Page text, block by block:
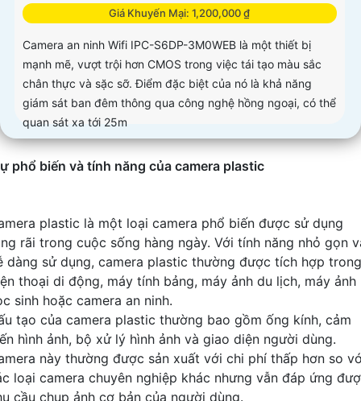
Giá Khuyến Mại: 1,200,000 ₫
Camera an ninh Wifi IPC-S6DP-3M0WEB là một thiết bị
mạnh mẽ, vượt trội hơn CMOS trong việc tái tạo màu sắc
chân thực và sặc sỡ. Điểm đặc biệt của nó là khả năng
giám sát ban đêm thông qua công nghệ hồng ngoại, có thể
quan sát xa tới 25m
phổ biến và tính năng của camera plastic
plastic là một loại camera phổ biến được sử dụng
rãi trong cuộc sống hàng ngày. Với tính năng nhỏ gọn
dàng sử dụng, camera plastic thường được tích hợp trong
thoại di động, máy tính bảng, máy ảnh du lịch, máy ảnh
sinh hoặc camera an ninh.
tạo của camera plastic thường bao gồm ống kính, cảm
hình ảnh, bộ xử lý hình ảnh và giao diện người dùng.
này thường được sản xuất với chi phí thấp hơn so
loại camera chuyên nghiệp khác nhưng vẫn đáp ứng
cầu chụp ảnh cơ bản của người dùng.